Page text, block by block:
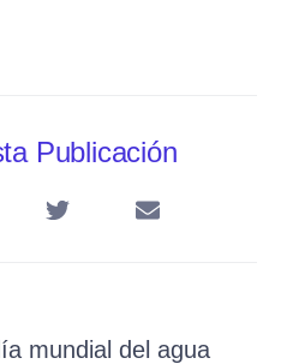
Publicación
mundial del agua